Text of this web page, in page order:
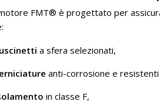
FMT® è progettato per
a sfera selezionati,
anti-corrosione e resistenti
in classe F,